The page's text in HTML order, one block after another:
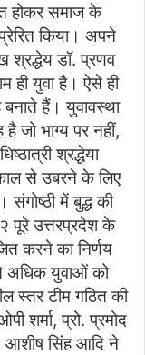
होकर समाज के
किया। अपने
श्रद्धेय डॉ. प्रणव
ही युवा है। ऐसे ही
हैं। युवावस्था
जो भाग्य पर नहीं,
श्रद्धेया
से उबरने के लिए
में बुद्ध की
पूरे उत्तरप्रदेश के
करने का निर्णय
अधिक युवाओं को
स्तर टीम गठित की
शर्मा, प्रो. प्रमोद
आशीष सिंह आदि ने